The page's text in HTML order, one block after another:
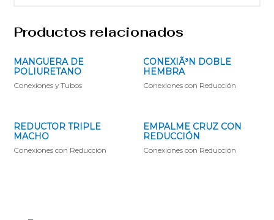
Productos relacionados
MANGUERA DE
POLIURETANO
Conexiones y Tubos
CONEXIÃ³N DOBLE
HEMBRA
Conexiones con Reducción
REDUCTOR TRIPLE
MACHO
Conexiones con Reducción
EMPALME CRUZ CON
REDUCCIÓN
Conexiones con Reducción